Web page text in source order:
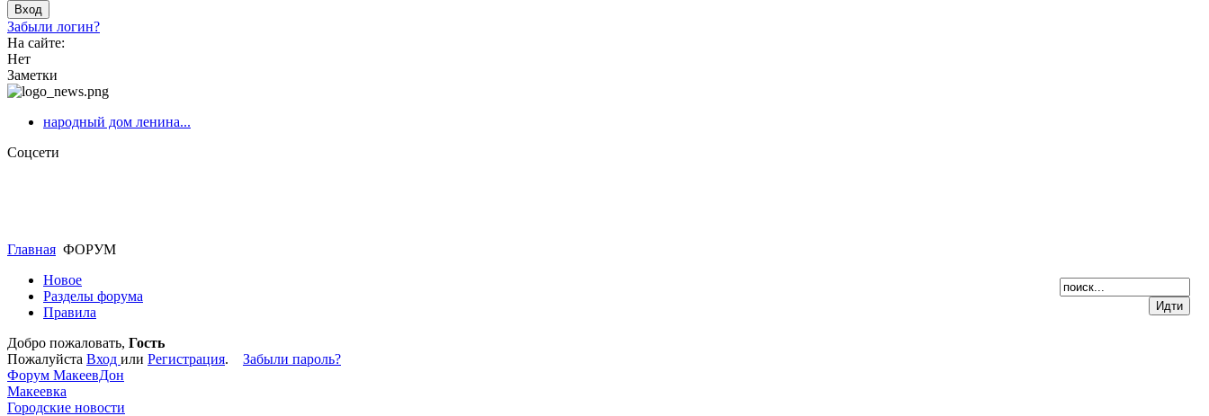
Забыли логин?
На сайте:
Нет
Заметки
народный дом ленина...
Соцсети
Главная ФОРУМ
Новое
Разделы форума
Правила
Добро пожаловать, Гость
Пожалуйста Вход или Регистрация. Забыли пароль?
Форум МакеевДон
Макеевка
Городские новости